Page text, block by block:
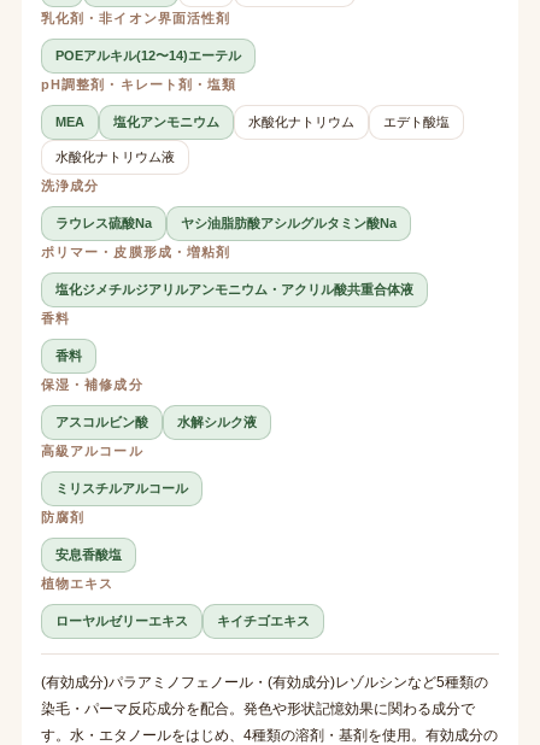
乳化剤・非イオン界面活性剤
POEアルキル(12〜14)エーテル
pH調整剤・キレート剤・塩類
MEA 塩化アンモニウム 水酸化ナトリウム エデト酸塩
水酸化ナトリウム液
洗浄成分
ラウレス硫酸Na
ヤシ油脂肪酸アシルグルタミン酸Na
ポリマー・皮膜形成・増粘剤
塩化ジメチルジアリルアンモニウム・アクリル酸共重合体液
香料
香料
保湿・補修成分
アスコルビン酸
水解シルク液
高級アルコール
ミリスチルアルコール
防腐剤
安息香酸塩
植物エキス
ローヤルゼリーエキス キイチゴエキス
(有効成分)パラアミノフェノール・(有効成分)レゾルシンなど5種類の
染毛・パーマ反応成分を配合。発色や形状記憶効果に関わる成分で
す。水・エタノールをはじめ、4種類の溶剤・基剤を使用。有効成分の